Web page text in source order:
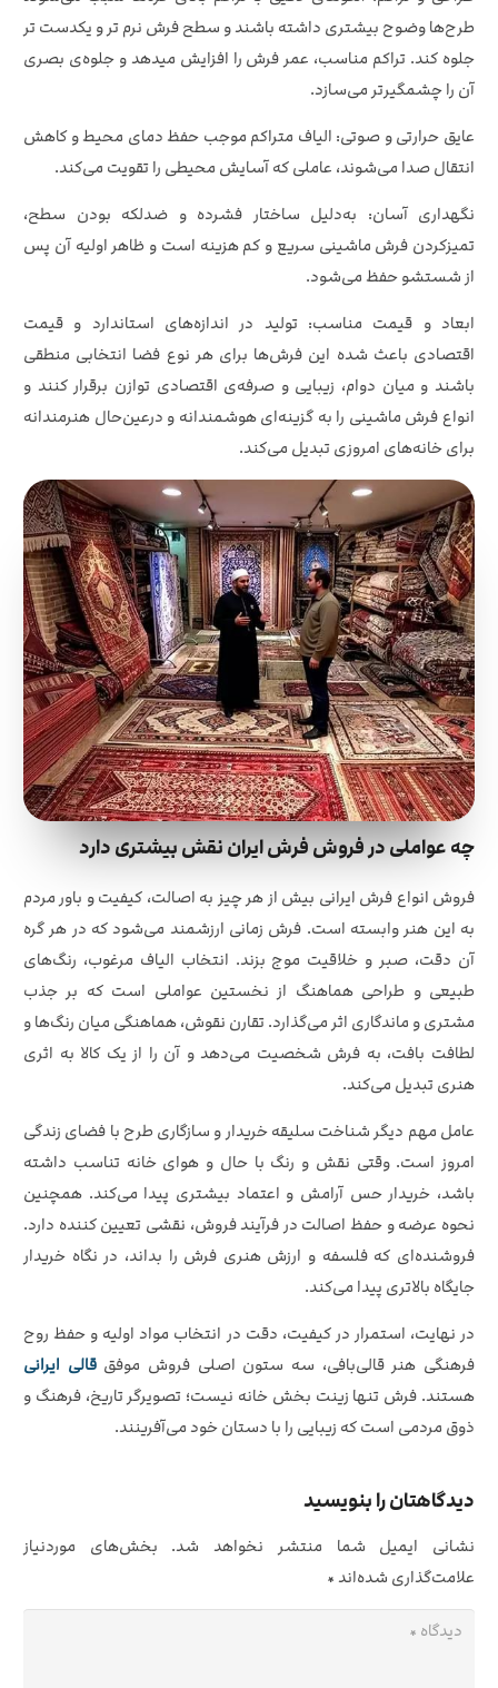
طرح‌ها وضوح بیشتری داشته باشند و سطح فرش نرم‌ تر و یکدست‌ تر
جلوه کند. تراکم مناسب، عمر فرش را افزایش میدهد و جلوه‌ی بصری
آن را چشمگیرتر می‌سازد.
عایق حرارتی و صوتی: الیاف متراکم موجب حفظ دمای محیط و کاهش
انتقال صدا می‌شوند، عاملی که آسایش محیطی را تقویت می‌کند.
نگهداری آسان: به‌دلیل ساختار فشرده و ضدلکه بودن سطح،
تمیزکردن فرش ماشینی سریع و کم‌ هزینه است و ظاهر اولیه آن پس
از شستشو حفظ می‌شود.
ابعاد و قیمت مناسب: تولید در اندازه‌های استاندارد و قیمت
اقتصادی باعث شده این فرش‌ها برای هر نوع فضا انتخابی منطقی
باشند و میان دوام، زیبایی و صرفه‌ی اقتصادی توازن برقرار کنند و
انواع فرش ماشینی را به گزینه‌ای هوشمندانه و درعین‌حال هنرمندانه
برای خانه‌های امروزی تبدیل می‌کند.
چه عواملی در فروش فرش ایران نقش بیشتری دارد
فروش انواع فرش ایرانی بیش از هر چیز به اصالت، کیفیت و باور مردم
به این هنر وابسته است. فرش زمانی ارزشمند می‌شود که در هر گره
آن دقت، صبر و خلاقیت موج بزند. انتخاب الیاف مرغوب، رنگ‌های
طبیعی و طراحی هماهنگ از نخستین عواملی است که بر جذب
مشتری و ماندگاری اثر می‌گذارد. تقارن نقوش، هماهنگی میان رنگ‌ها و
لطافت بافت، به فرش شخصیت می‌دهد و آن را از یک کالا به اثری
هنری تبدیل می‌کند.
عامل مهم دیگر شناخت سلیقه خریدار و سازگاری طرح با فضای زندگی
امروز است. وقتی نقش و رنگ با حال‌ و هوای خانه تناسب داشته
باشد، خریدار حس آرامش و اعتماد بیشتری پیدا می‌کند. همچنین
نحوه عرضه و حفظ اصالت در فرآیند فروش، نقشی تعیین‌ کننده دارد.
فروشنده‌ای که فلسفه و ارزش هنری فرش را بداند، در نگاه خریدار
جایگاه بالاتری پیدا می‌کند.
در نهایت، استمرار در کیفیت، دقت در انتخاب مواد اولیه و حفظ روح
فرهنگی هنر قالی‌بافی، سه ستون اصلی فروش موفققالی ایرانی‌
هستند. فرش تنها زینت‌ بخش خانه نیست؛ تصویرگر تاریخ، فرهنگ و
ذوق مردمی است که زیبایی را با دستان خود می‌آفرینند.
دیدگاهتان را بنویسید
نشانی ایمیل شما منتشر نخواهد شد.
بخش‌های موردنیاز
علامت‌گذاری شده‌اند*